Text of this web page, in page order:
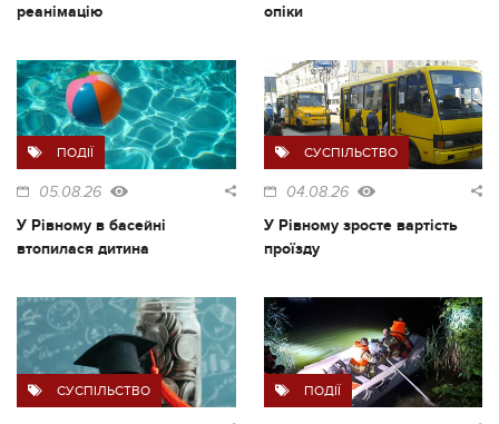
реанімацію
опіки
ПОДІЇ
05.08.26
У Рівному в басейні
втопилася дитина
СУСПІЛЬСТВО
04.08.26
У Рівному зросте вартість
проїзду
СУСПІЛЬСТВО ПОДІЇ